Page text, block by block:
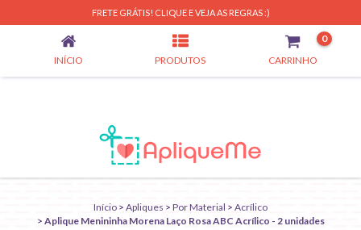
FRETE GRÁTIS! CLIQUE E VEJA AS REGRAS :)
INÍCIO PRODUTOS CARRINHO
0
Início > Apliques > Por Material > Acrílico
> Aplique Menininha Morena Laço Rosa ABC Acrílico - 2 unidades